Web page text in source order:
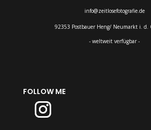
info@zeitlosefotografie.de
92353 Postbauer Heng/ Neumarkt i. d.
- weltweit verfügbar -
FOLLOW ME